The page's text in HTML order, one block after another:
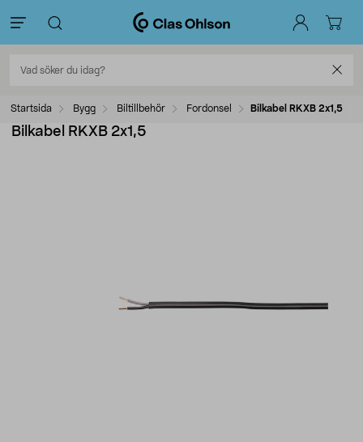
Startsida Bygg Biltillbehör Fordonsel Bilkabel RKXB 2x1,5
Bilkabel RKXB 2x1,5